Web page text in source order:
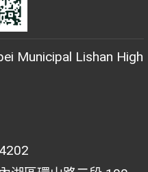
Municipal Lishan High